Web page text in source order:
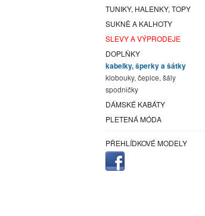
TUNIKY, HALENKY, TOPY
SUKNĚ A KALHOTY
SLEVY A VÝPRODEJE
DOPLŇKY
kabelky, šperky a šátky
klobouky, čepice, šály
spodničky
DÁMSKÉ KABÁTY
PLETENÁ MÓDA
PŘEHLÍDKOVÉ MODELY